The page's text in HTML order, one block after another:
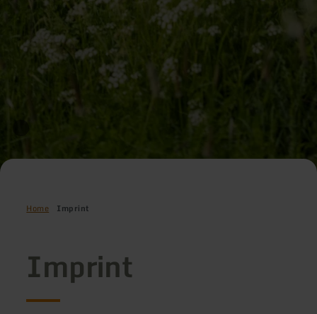
Home Imprint
Imprint